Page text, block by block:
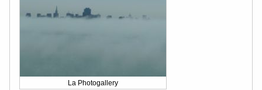
La Photogallery